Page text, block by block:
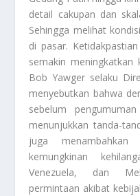
detail cakupan dan
Sehingga melihat
di pasar.
semakin
Bob Yawger selaku
menyebutkan bahwa
sebelum
menunjukkan tanda-
juga
kemungkinan
Venezuela, dan
permintaan akibat